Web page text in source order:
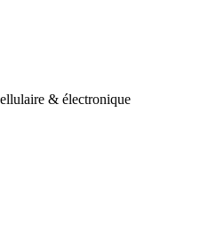
& électronique